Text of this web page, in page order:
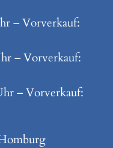
– Vorverkauf:
– Vorverkauf:
– Vorverkauf: